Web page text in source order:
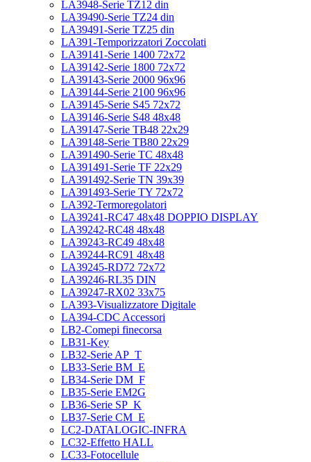
LA3948-Serie TZ12 din
LA39490-Serie TZ24 din
LA39491-Serie TZ25 din
LA391-Temporizzatori Zoccolati
LA39141-Serie 1400 72x72
LA39142-Serie 1800 72x72
LA39143-Serie 2000 96x96
LA39144-Serie 2100 96x96
LA39145-Serie S45 72x72
LA39146-Serie S48 48x48
LA39147-Serie TB48 22x29
LA39148-Serie TB80 22x29
LA391490-Serie TC 48x48
LA391491-Serie TF 22x29
LA391492-Serie TN 39x39
LA391493-Serie TY 72x72
LA392-Termoregolatori
LA39241-RC47 48x48 DOPPIO DISPLAY
LA39242-RC48 48x48
LA39243-RC49 48x48
LA39244-RC91 48x48
LA39245-RD72 72x72
LA39246-RL35 DIN
LA39247-RX02 33x75
LA393-Visualizzatore Digitale
LA394-CDC Accessori
LB2-Comepi finecorsa
LB31-Key
LB32-Serie AP_T
LB33-Serie BM_E
LB34-Serie DM_F
LB35-Serie EM2G
LB36-Serie SP_K
LB37-Serie CM_E
LC2-DATALOGIC-INFRA
LC32-Effetto HALL
LC33-Fotocellule